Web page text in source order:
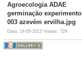
Agroecologia ADAE
germinação experimento
003 azevém ervilha.jpg
Data: 14-05-2013 Visitas: 729